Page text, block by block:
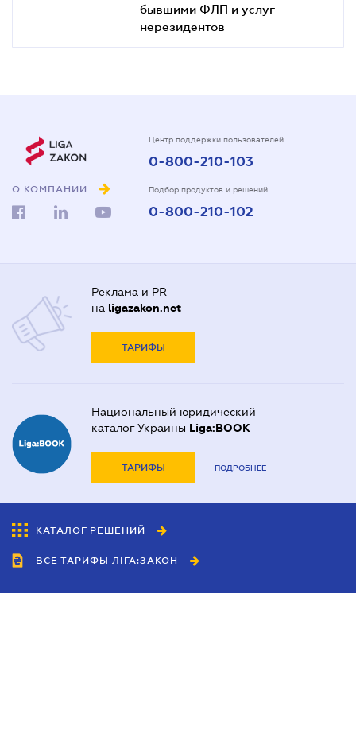
бывшими ФЛП и услуг
нерезидентов
О КОМПАНИИ
Центр поддержки пользователей
0-800-210-103
Подбор продуктов и решений
0-800-210-102
Реклама и PR
на ligazakon.net
ТАРИФЫ
Национальный юридический
каталог Украины Liga:BOOK
ТАРИФЫ ПОДРОБНЕЕ
КАТАЛОГ РЕШЕНИЙ
ВСЕ ТАРИФЫ ЛІГА:ЗАКОН